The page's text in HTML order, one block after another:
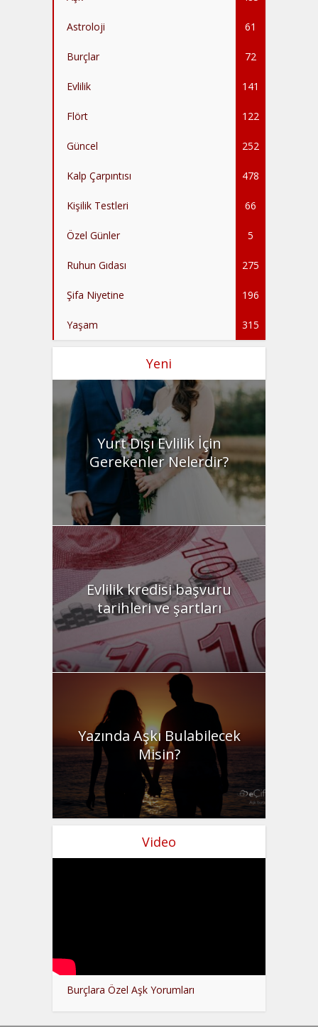
Astroloji 61
Burçlar 72
Evlilik 141
Flört 122
Güncel 252
Kalp Çarpıntısı 478
Kişilik Testleri 66
Özel Günler 5
Ruhun Gıdası 275
Şifa Niyetine 196
Yaşam 315
Yeni
Yurt Dışı Evlilik İçin
Gerekenler Nelerdir?
Evlilik kredisi başvuru
tarihleri ve şartları
Yazında Aşkı Bulabilecek
Misin?
Video
Burçlara Özel Aşk Yorumları